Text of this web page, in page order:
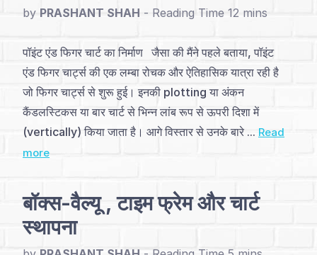
और
(4)
मूलभूत
(2)
पैटर्न्स
(11)
by PRASHANT SHAH -
पॉइंट एंड फिगर चार्ट का निर्माण जैसा की मैंने पहले बताया, पॉइंट
एंड फिगर चार्ट्स की एक लम्बा रोचक और ऐतिहासिक यात्रा रही है
जो फिगर चार्ट्स से शुरू हुई। इनकी plotting या अंकन
कैंडलस्टिकस या बार चार्ट से भिन्न लांब रूप से ऊपरी दिशा में
(vertically) किया जाता है। आगे विस्तार से उनके बारे ... Read
more
बॉक्स-वैल्यू , टाइम फ्रेम और चार्ट
स्थापना